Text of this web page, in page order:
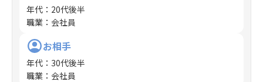
年代 ： 20代後半
職業 ： 会社員
お相手
年代 ： 30代後半
職業 ： 会社員